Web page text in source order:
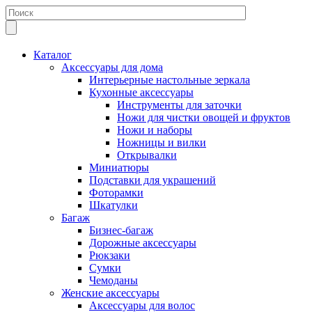
Каталог
Аксессуары для дома
Интерьерные настольные зеркала
Кухонные аксессуары
Инструменты для заточки
Ножи для чистки овощей и фруктов
Ножи и наборы
Ножницы и вилки
Открывалки
Миниатюры
Подставки для украшений
Фоторамки
Шкатулки
Багаж
Бизнес-багаж
Дорожные аксессуары
Рюкзаки
Сумки
Чемоданы
Женские аксессуары
Аксессуары для волос